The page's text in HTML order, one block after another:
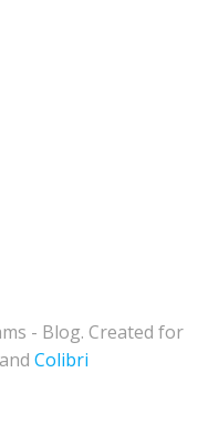
- Blog. Created for
Colibri